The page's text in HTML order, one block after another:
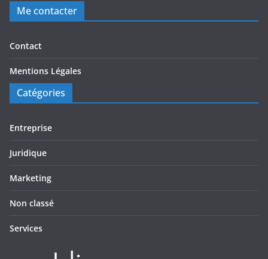
Me contacter
Contact
Mentions Légales
Catégories
Entreprise
Juridique
Marketing
Non classé
Services